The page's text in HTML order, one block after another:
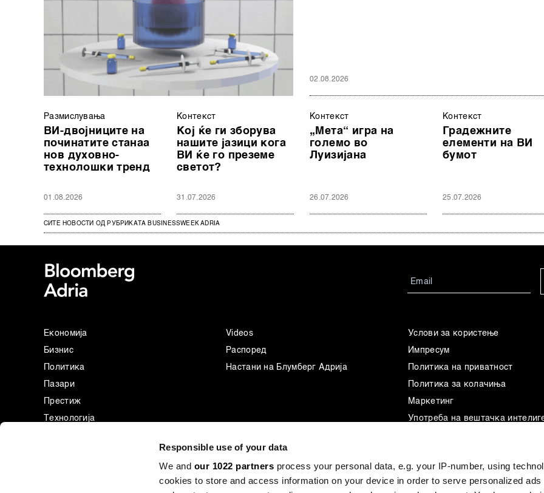
Responsible use of your data
We and our 1022 partners process your personal data, e.g. your IP-number, using
cookies to store and access information on your device in order to serve personalized ads
02.08.2026
Размислувања
ВИ-двојниците на
починатите станаа
нов духовно-
технолошки тренд
01.08.2026
Контекст
Кој ќе ги зборува
нашите јазици кога
ВИ ќе го преземе
светот?
31.07.2026
Контекст
„Мета“ игра на
големо во
Луизијана
26.07.2026
Контекст
Градежните
елементи на ВИ
бумот
25.07.2026
СИТЕ НОВОСТИ ОД РУБРИКАТА BUSINESSWEEK ADRIA
Економија
Бизнис
Политика
Пазари
Престиж
Технологија
Videos
Распоред
Настани на Блумберг Адрија
Услови за користење
Импресум
Политика на приватност
Политика за колачиња
Маркетинг
Употреба на вештачка